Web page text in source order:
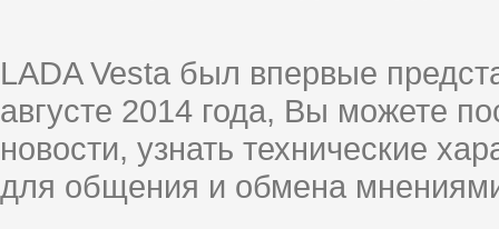
LADA Vesta был впервые
августе 2014 года, Вы можете
новости, узнать технические
для общения и обмена